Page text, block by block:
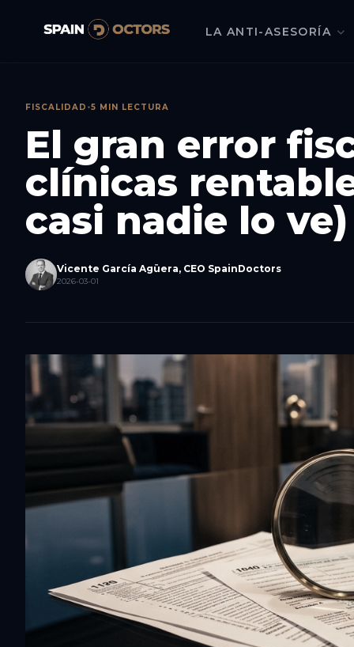
LA ANTI-ASESORÍA
FISCALIDAD •5 MIN LECTURA
El gran error
clínicas
casi nadie lo ve)
Vicente García Agüera, CEO SpainDoctors
2026-03-01